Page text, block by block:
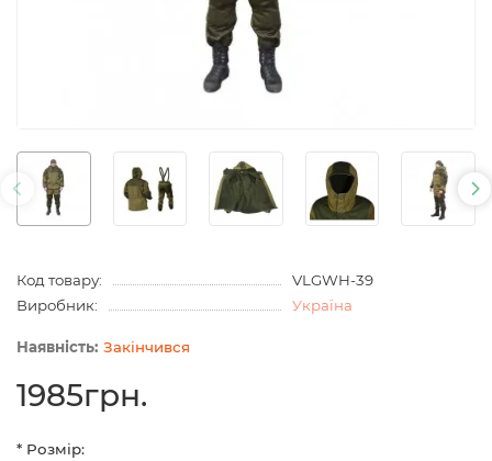
Код товару:
VLGWH-39
Виробник:
Україна
Закінчився
1985грн.
* Розмір: